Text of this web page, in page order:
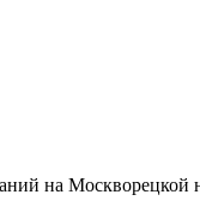
на Москворецкой